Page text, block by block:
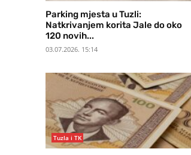
Parking mjesta u Tuzli:
Natkrivanjem korita Jale do oko
120 novih...
03.07.2026. 15:14
Tuzla i TK